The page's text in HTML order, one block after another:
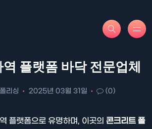
플랫폼 바닥 전문업체
폴리싱 2025년 03월 31일 (0)
플랫폼으로 유명하며, 이곳의 콘크리트 폴